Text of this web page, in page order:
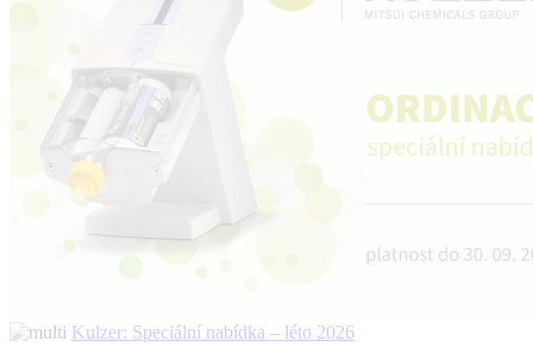
Kulzer: Speciální nabídka – léto 2026